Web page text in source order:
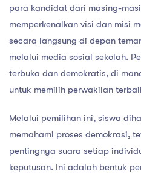
para kandidat dari masing-
memperkenalkan visi dan misi
secara langsung di depan
melalui media sosial sekolah.
terbuka dan demokratis, di
untuk memilih perwakilan
Melalui pemilihan ini, siswa
memahami proses demokrasi,
pentingnya suara setiap
keputusan. Ini adalah bentuk